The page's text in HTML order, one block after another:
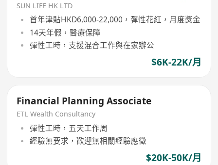
SUN LIFE HK LTD
首年津貼HKD6,000-22,000，彈性花紅，月度獎金
14天年假，醫療保障
彈性工時，支援混合工作與在家辦公
$6K-22K/月
Financial Planning Associate
ETL Wealth Consultancy
彈性工時，五天工作周
經驗無要求，歡迎無相關經驗應徵
$20K-50K/月